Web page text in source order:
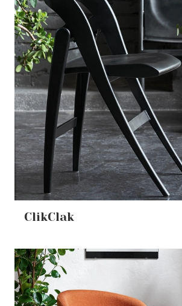
ClikClak